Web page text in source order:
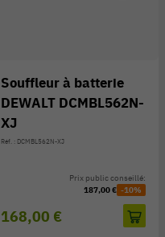
Souffleur à batterie
DEWALT DCMBL562N-
XJ
Réf. : DCMBL562N-XJ
168,00 €
Prix public conseillé:
187,00 € -10%